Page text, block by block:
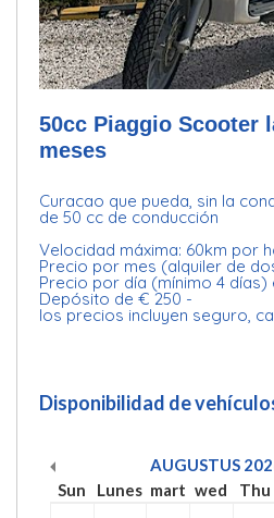
50cc Piaggio Scooter
meses
Curacao que pueda, sin la
de 50 cc de conducción
Velocidad máxima: 60km por
Precio por mes (alquiler de
Precio por día (mínimo 4 días)
Depósito de € 250 -
los precios incluyen seguro,
Disponibilidad de
AUGUSTUS
Sun
Lunes mart wed Thu